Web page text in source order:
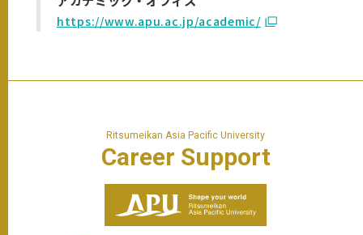
https://www.apu.ac.jp/academic/
Ritsumeikan Asia Pacific University
Career Support